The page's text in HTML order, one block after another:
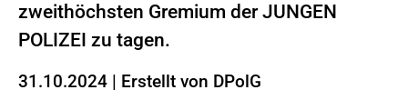
zweithöchsten Gremium der JUNGEN
POLIZEI zu tagen.
31.10.2024 | Erstellt von DPolG